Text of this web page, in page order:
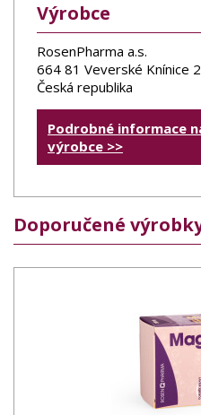
Výrobce
RosenPharma a.s.
664 81 Veverské Knínice
Česká republika
Podrobné informace
výrobce >>
Doporučené